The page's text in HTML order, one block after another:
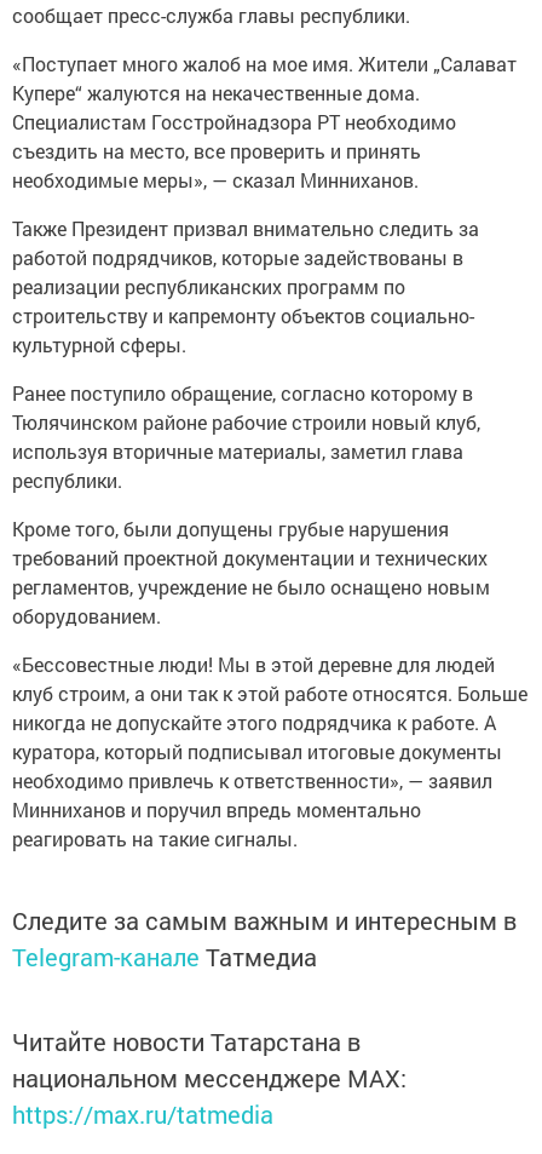
сообщает пресс-служба главы республики.
«Поступает много жалоб на мое имя. Жители „Салават
Купере“ жалуются на некачественные дома.
Специалистам Госстройнадзора РТ необходимо
съездить на место, все проверить и принять
необходимые меры», — сказал Минниханов.
Также Президент призвал внимательно следить за
работой подрядчиков, которые задействованы в
реализации республиканских программ по
строительству и капремонту объектов социально-
культурной сферы.
Ранее поступило обращение, согласно которому в
Тюлячинском районе рабочие строили новый клуб,
используя вторичные материалы, заметил глава
республики.
Кроме того, были допущены грубые нарушения
требований проектной документации и технических
регламентов, учреждение не было оснащено новым
оборудованием.
«Бессовестные люди! Мы в этой деревне для людей
клуб строим, а они так к этой работе относятся. Больше
никогда не допускайте этого подрядчика к работе. А
куратора, который подписывал итоговые документы
необходимо привлечь к ответственности», — заявил
Минниханов и поручил впредь моментально
реагировать на такие сигналы.
Следите за самым важным и интересным в
Telegram-канале Татмедиа
Читайте новости Татарстана в
национальном мессенджере MАХ:
https://max.ru/tatmedia